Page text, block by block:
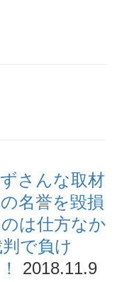
さんな取材
名誉を毀損
は仕方なか
で負け
2018.11.9